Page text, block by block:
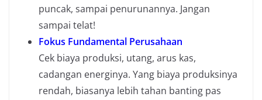
puncak, sampai penurunannya. Jangan
sampai telat!
Fokus Fundamental Perusahaan
Cek biaya produksi, utang, arus kas,
cadangan energinya. Yang biaya produksinya
rendah, biasanya lebih tahan banting pas